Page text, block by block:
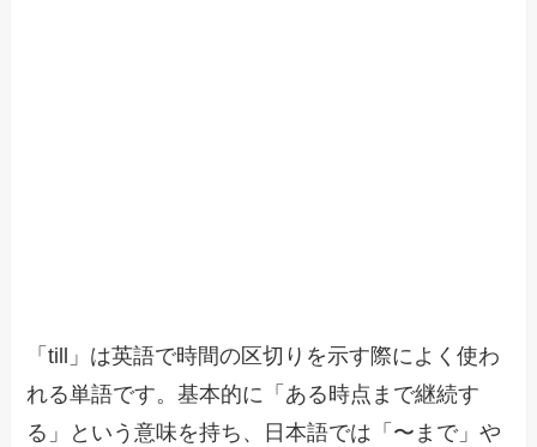
「till」は英語で時間の区切りを示す際によく使わ
れる単語です。基本的に「ある時点まで継続す
る」という意味を持ち、日本語では「〜まで」や